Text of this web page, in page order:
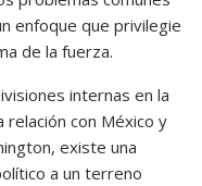
enfoque que privilegie
de la fuerza.
internas en la
con México y
existe una
a un terreno